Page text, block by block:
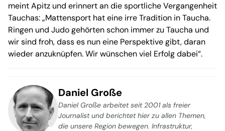
meint Apitz und erinnert an die sportliche Vergangenheit
Tauchas: „Mattensport hat eine irre Tradition in Taucha.
Ringen und Judo gehörten schon immer zu Taucha und
wir sind froh, dass es nun eine Perspektive gibt, daran
wieder anzuknüpfen. Wir wünschen viel Erfolg dabei“.
Daniel Große
Daniel Große arbeitet seit 2001 als freier
Journalist und berichtet hier zu allen Themen,
die unsere Region bewegen. Infrastruktur,